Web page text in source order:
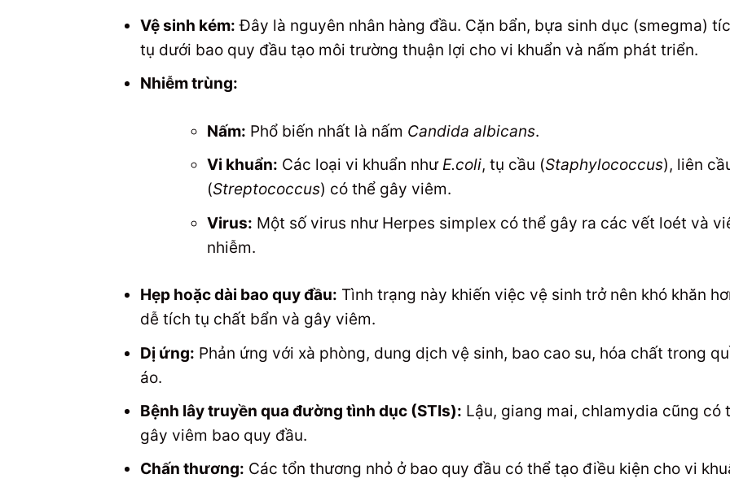
Vệ sinh kém: Đây là nguyên nhân hàng đầu. Cặn bẩn, bựa sinh dục (smegma)
tụ dưới bao quy đầu tạo môi trường thuận lợi cho vi khuẩn và nấm phát triển.
Nhiễm trùng:
Nấm: Phổ biến nhất là nấm Candida albicans.
Vi khuẩn: Các loại vi khuẩn nhưE.coli, tụ cầu (Staphylococcus), liên
(Streptococcus) có thể gây viêm.
Virus: Một số virus như Herpes simplex có thể gây ra các vết loét và
nhiễm.
Hẹp hoặc dài bao quy đầu: Tình trạng này khiến việc vệ sinh trở nên khó khăn
dễ tích tụ chất bẩn và gây viêm.
Dị ứng: Phản ứng với xà phòng, dung dịch vệ sinh, bao cao su, hóa chất trong
áo.
Bệnh lây truyền qua đường tình dục (STIs): Lậu, giang mai, chlamydia cũng có
gây viêm bao quy đầu.
Chấn thương: Các tổn thương nhỏ ở bao quy đầu có thể tạo điều kiện cho vi